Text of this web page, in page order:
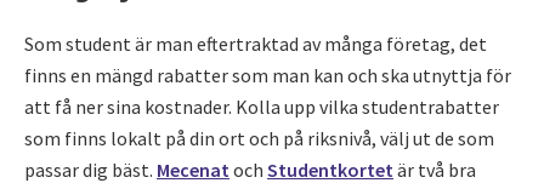
Som student är man eftertraktad av många företag, det
finns en mängd rabatter som man kan och ska utnyttja för
att få ner sina kostnader. Kolla upp vilka studentrabatter
som finns lokalt på din ort och på riksnivå, välj ut de som
passar dig bäst. Mecenatoch Studentkortetär två bra